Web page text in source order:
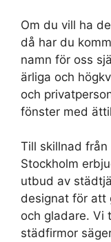
Om du vill ha
då har du
namn för oss
ärliga och
och
fönster med
Till skillnad från
Stockholm
utbud av
designat för att
och gladare. Vi
städfirmor